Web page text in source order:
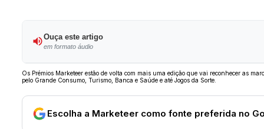
Ouça este artigo
em formato áudio
Os Prémios Marketeer estão de volta com mais uma edição que vai reconhecer as
pelo Grande Consumo, Turismo, Banca e Saúde e até Jogos da Sorte.
Escolha a Marketeer como fonte preferida no